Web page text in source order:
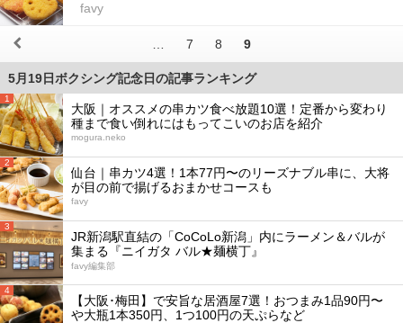
favy
7 8 9
5月19日ボクシング記念日の記事ランキング
1
大阪｜オススメの串カツ食べ放題10選！定番から変わり
種まで食い倒れにはもってこいのお店を紹介
mogura.neko
2
仙台｜串カツ4選！1本77円〜のリーズナブル串に、大将
が目の前で揚げるおまかせコースも
favy
3
JR新潟駅直結の「CoCoLo新潟」内にラーメン＆バルが
集まる『ニイガタ バル★麺横丁』
favy編集部
4
【大阪･梅田】で安旨な居酒屋7選！おつまみ1品90円〜
や大瓶1本350円、1つ100円の天ぷらなど